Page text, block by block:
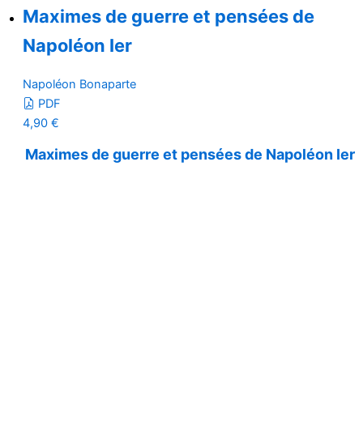
Maximes de guerre et pensées de
Napoléon Ier
Napoléon Bonaparte
PDF
4,90 €
Maximes de guerre et pensées de Napoléon Ier